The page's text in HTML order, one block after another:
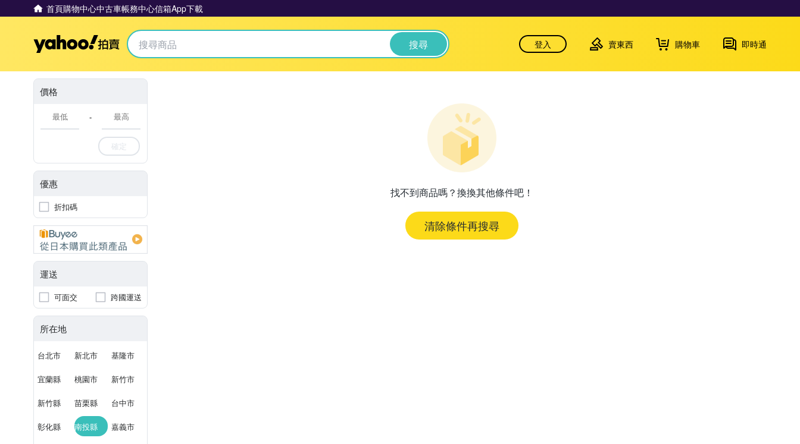
首頁購物中心中古車帳務中心信箱App下載
Yahoo拍賣 搜尋 登入 賣東西 購物車 即時通
價格
-
確定
優惠
折扣碼
運送
可面交 跨國運送
所在地
台北市 新北市 基隆市
宜蘭縣 桃園市 新竹市
新竹縣 苗栗縣 台中市
彰化縣 南投縣 嘉義市
找不到商品嗎？換換其他條件吧！
清除條件再搜尋